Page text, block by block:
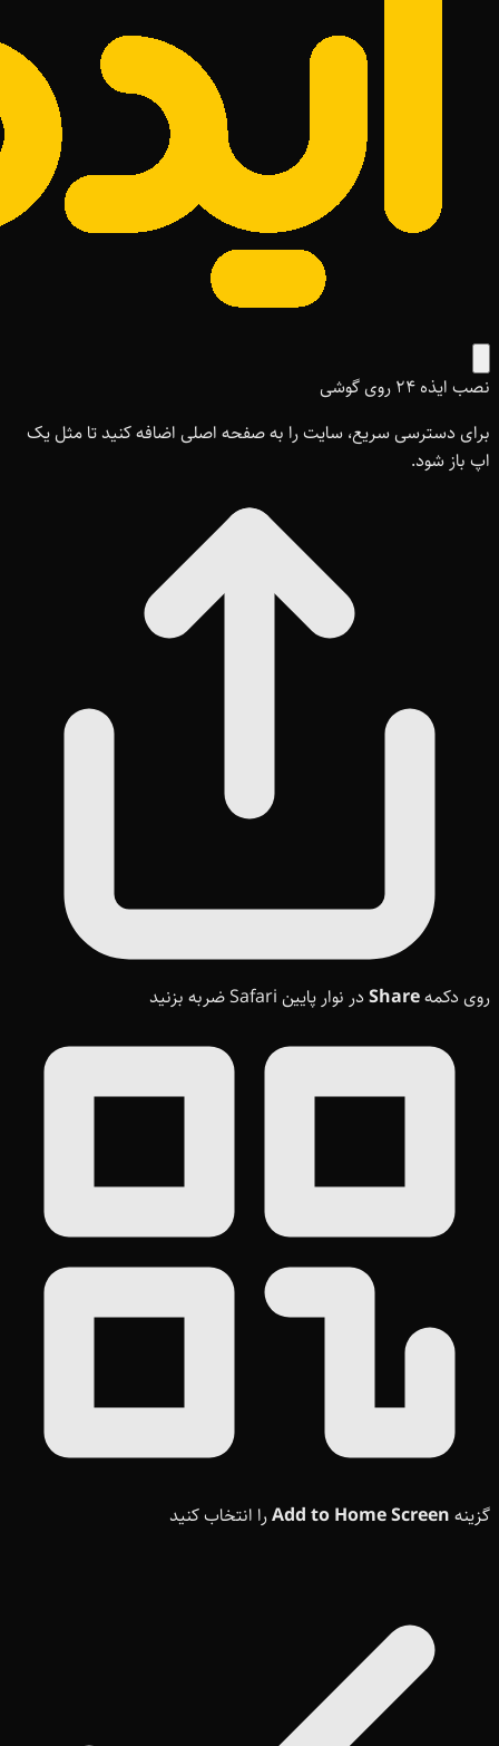
نصب ایذه ۲۴ روی گوشی
برای دسترسی سریع، سایت را به صفحه اصلی اضافه کنید تا مثل یک
اپ باز شود.
روی دکمهShare در نوار پایین Safari ضربه بزنید
گزینه Add to Home Screenرا انتخاب کنید